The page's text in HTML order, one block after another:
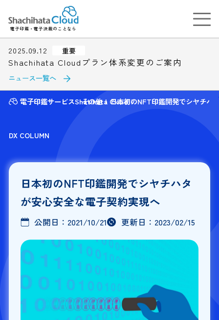
電子印鑑・電子決裁のことなら
2025.09.12 重要
Shachihata Cloudプラン体系変更のご案内
ニュース一覧へ
電子印鑑サービスShatihata Cloud
その他 日本初のNFT印鑑開発でシヤチハ
DX COLUMN
日本初のNFT印鑑開発でシヤチハタ
が安心安全な電子契約実現へ
公開日： 2021/10/21 更新日： 2023/02/15